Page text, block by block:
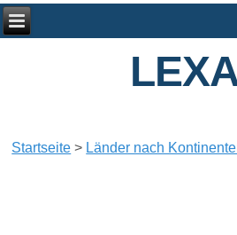
Startseite > Länder nach